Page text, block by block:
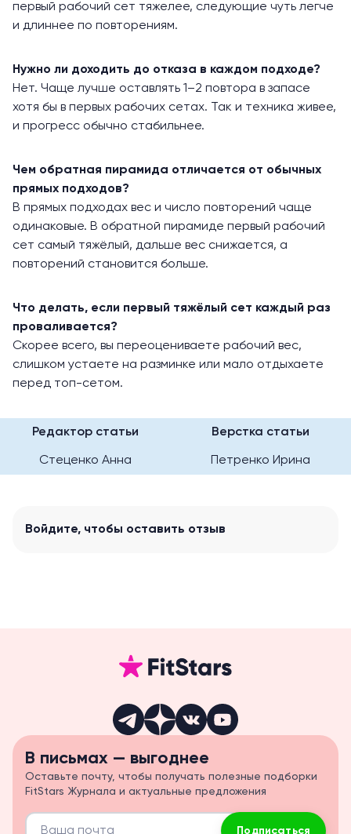
первый рабочий сет тяжелее, следующие чуть легче
и длиннее по повторениям.
Нужно ли доходить до отказа в каждом подходе?
Нет. Чаще лучше оставлять 1–2 повтора в запасе
хотя бы в первых рабочих сетах. Так и техника живее,
и прогресс обычно стабильнее.
Чем обратная пирамида отличается от обычных
прямых подходов?
В прямых подходах вес и число повторений чаще
одинаковые. В обратной пирамиде первый рабочий
сет самый тяжёлый, дальше вес снижается, а
повторений становится больше.
Что делать, если первый тяжёлый сет каждый раз
проваливается?
Скорее всего, вы переоцениваете рабочий вес,
слишком устаете на разминке или мало отдыхаете
перед топ-сетом.
Редактор статьи Верстка статьи
Стеценко Анна Петренко Ирина
Войдите, чтобы оставить отзыв
В письмах — выгоднее
Оставьте почту, чтобы получать полезные подборки
FitStars Журнала и актуальные предложения
Подписаться